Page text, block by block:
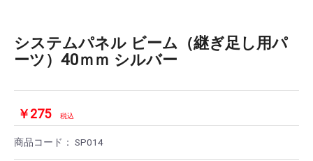
システムパネル ビーム（継ぎ足し用パ
ーツ）40ｍｍ シルバー
￥275 税込
商品コード： SP014